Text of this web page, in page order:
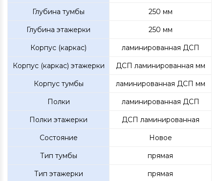
Глубина тумбы 250 мм
Глубина этажерки 250 мм
Корпус (каркас) ламинированная ДСП
Корпус (каркас) этажерки ДСП ламинированная мм
Корпус тумбы ламинированная ДСП мм
Полки ламинированная ДСП
Полки этажерки ДСП ламинированная
Состояние Новое
Тип тумбы прямая
Тип этажерки прямая